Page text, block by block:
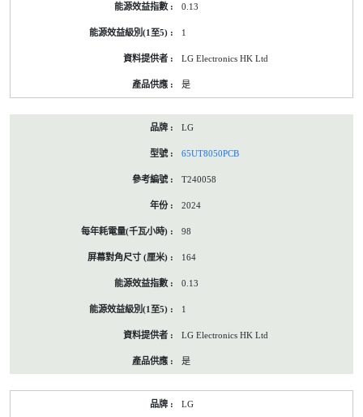
0.13
1
LG Electronics HK Ltd
是
LG
65UT8050PCB
T240058
2024
98
164
0.13
1
LG Electronics HK Ltd
是
LG